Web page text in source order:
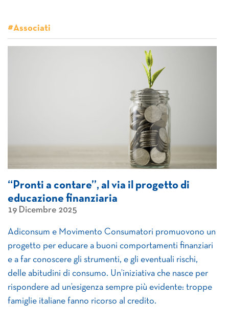
#Associati
“Pronti a contare”, al via il progetto di
educazione finanziaria
19 Dicembre 2025
Adiconsum e Movimento Consumatori promuovono un
progetto per educare a buoni comportamenti finanziari
e a far conoscere gli strumenti, e gli eventuali rischi,
delle abitudini di consumo. Un’iniziativa che nasce per
rispondere ad un’esigenza sempre più evidente: troppe
famiglie italiane fanno ricorso al credito.